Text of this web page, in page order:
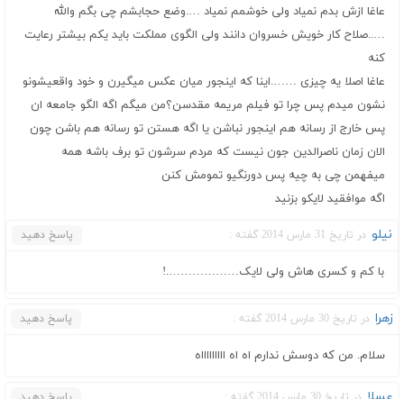
عاغا ازش بدم نمیاد ولی خوشمم نمیاد ….وضع حجابشم چی بگم والله
…..صلاح کار خویش خسروان دانند ولی الگوی مملکت باید یکم بیشتر رعایت
کنه
عاغا اصلا یه چیزی …….اینا که اینجور میان عکس میگیرن و خود واقعیشونو
نشون میدم پس چرا تو فیلم مریمه مقدسن؟من میگم اگه الگو جامعه ان
پس خارج از رسانه هم اینجور نباشن یا اگه هستن تو رسانه هم باشن چون
الان زمان ناصرالدین جون نیست که مردم سرشون تو برف باشه همه
میفهمن چی به چیه پس دورنگیو تمومش کنن
اگه موافقید لایکو بزنید
نیلو در تاریخ 31 مارس 2014 گفته : پاسخ دهید
با کم و کسری هاش ولی لایک……………….!
زهرا در تاریخ 30 مارس 2014 گفته : پاسخ دهید
سلام. من که دوسش ندارم اه اه اااااااااه